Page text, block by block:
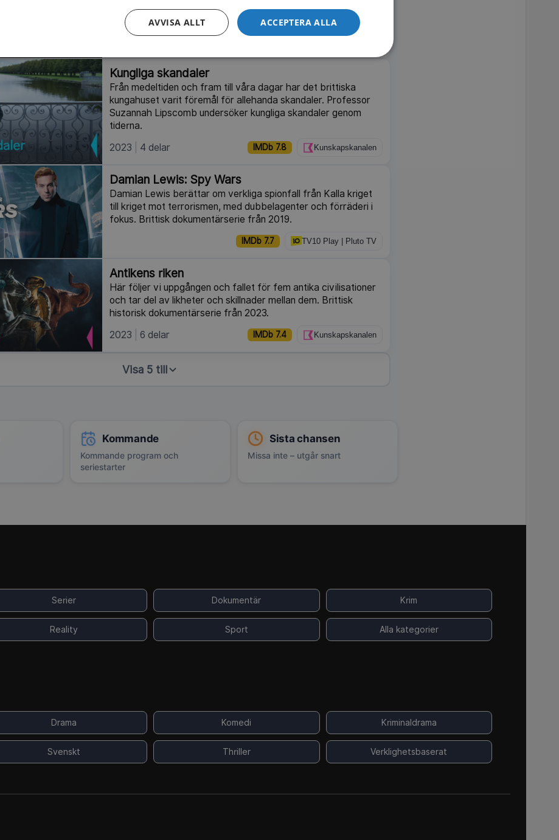
undersöka legender om kapten Kidds byte och aztekernas
guld. Kanadensisk dokumentärserie från 2020.
Kungliga skandaler
Från medeltiden och fram till våra dagar har det brittiska
kungahuset varit föremål för allehanda skandaler. Professor
Suzannah Lipscomb undersöker kungliga skandaler genom
tiderna.
2023
4 delar IMDb 7.8 Kunskapskanalen
Damian Lewis: Spy Wars
Damian Lewis berättar om verkliga spionfall från Kalla kriget
till kriget mot terrorismen, med dubbelagenter och förräderi i
fokus. Brittisk dokumentärserie från 2019.
IMDb 7.7 TV10 Play | Pluto TV
Antikens riken
Här följer vi uppgången och fallet för fem antika civilisationer
och tar del av likheter och skillnader mellan dem. Brittisk
historisk dokumentärserie från 2023.
2023
6 delar IMDb 7.4 Kunskapskanalen
Visa 5 till
Kommande
Kommande program och
seriestarter
Sista chansen
Missa inte – utgår snart
Serier Dokumentär Krim
Reality Sport Alla kategorier
Drama Komedi Kriminaldrama
Svenskt Thriller Verklighetsbaserat
ACCEPTERA ALLA
AVVISA ALLT